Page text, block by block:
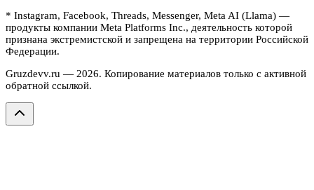
* Instagram, Facebook, Threads, Messenger, Meta AI (Llama) —
продукты компании Meta Platforms Inc., деятельность которой
признана экстремистской и запрещена на территории Российской
Федерации.
Gruzdevv.ru — 2026. Копирование материалов только с активной
обратной ссылкой.